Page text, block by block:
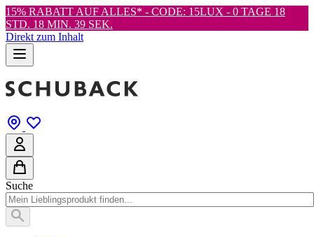
15% RABATT AUF ALLES* - CODE: 15LUX - 0 TAGE 18
STD. 18 MIN. 38 SEK.
Direkt zum Inhalt
Suche